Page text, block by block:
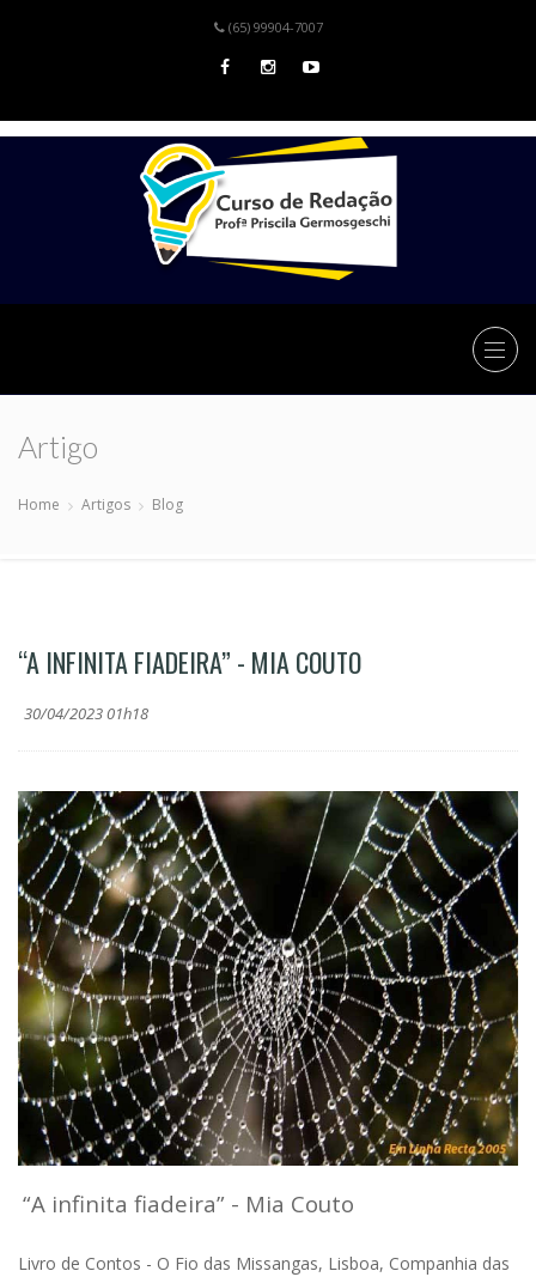
(65) 99904-7007
Artigo
Home Artigos Blog
“A INFINITA FIADEIRA” - MIA COUTO
30/04/2023 01h18
“A infinita fiadeira” - Mia Couto
Livro de Contos - O Fio das Missangas, Lisboa, Companhia das